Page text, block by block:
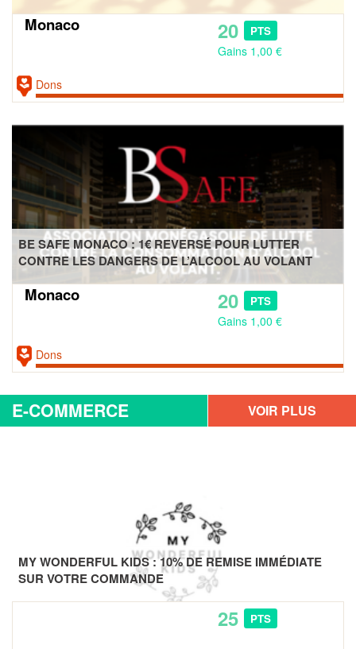
Monaco 20 PTS
Gains 1,00 €
Dons
BE SAFE MONACO : 1€ REVERSÉ POUR LUTTER
CONTRE LES DANGERS DE L’ALCOOL AU VOLANT
Monaco 20 PTS
Gains 1,00 €
Dons
E-COMMERCE
VOIR PLUS
MY WONDERFUL KIDS : 10% DE REMISE IMMÉDIATE
SUR VOTRE COMMANDE
25 PTS